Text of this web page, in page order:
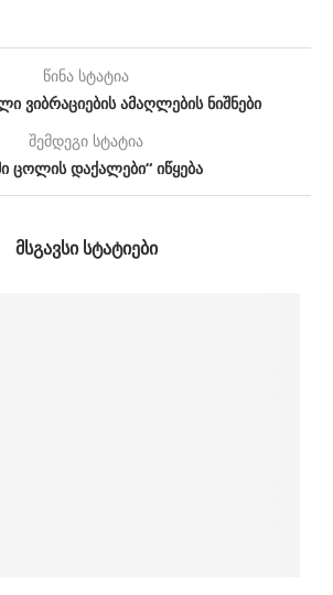
წინა სტატია
ვიბრაციების ამაღლების ნიშნები
შემდეგი სტატია
ცოლის დაქალები“ იწყება
ᲛᲡᲒᲐᲕᲡᲘ ᲡᲢᲐᲢᲘᲔᲑᲘ